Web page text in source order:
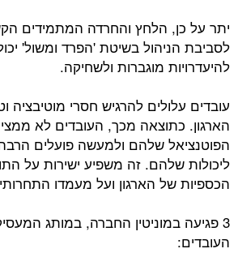
יתר על כן, הלחץ והחרדה המתמידים
לסביבת הניהול בשיטת 'הפרד ומשול'
להיעדרויות מוגברות ולשחיקה.
עובדים עלולים להרגיש חסרי מוטיבציה
הארגון. כתוצאה מכך, העובדים לא
הפוטנציאל שלהם ולמעשה פועלים
ליכולות שלהם. זה משפיע ישירות על
הכספיות של הארגון ועל מעמדו
3 פגיעה במוניטין החברה, במותג
העובדים: